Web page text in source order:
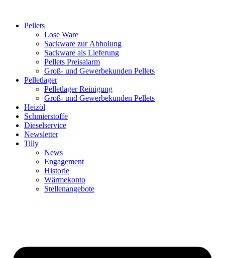
Pellets
Lose Ware
Sackware zur Abholung
Sackware als Lieferung
Pellets Preisalarm
Groß- und Gewerbekunden Pellets
Pelletlager
Pelletlager Reinigung
Groß- und Gewerbekunden Pellets
Heizöl
Schmierstoffe
Dieselservice
Newsletter
Tilly
News
Engagement
Historie
Wärmekonto
Stellenangebote